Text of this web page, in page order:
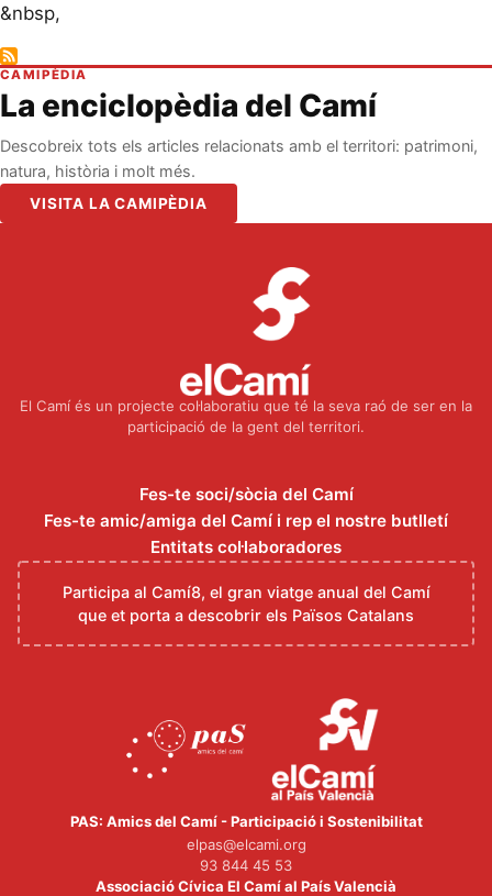
&nbsp,
CAMIPÈDIA
La enciclopèdia del Camí
Descobreix tots els articles relacionats amb el territori: patrimoni,
natura, història i molt més.
VISITA LA CAMIPÈDIA
El Camí és un projecte col·laboratiu que té la seva raó de ser en la
participació de la gent del territori.
Fes-te soci/sòcia del Camí
Fes-te amic/amiga del Camí i rep el nostre butlletí
Entitats col·laboradores
Participa al Camí8, el gran viatge anual del Camí
que et porta a descobrir els Països Catalans
PAS: Amics del Camí - Participació i Sostenibilitat
elpas@elcami.org
93 844 45 53
Associació Cívica El Camí al País Valencià